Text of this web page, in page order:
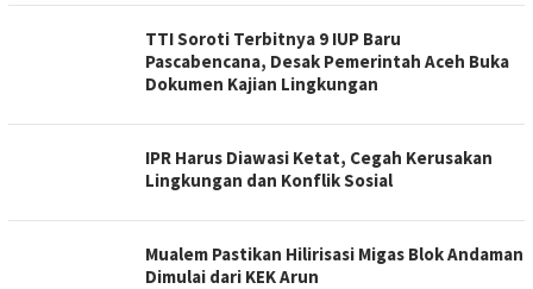
TTI Soroti Terbitnya 9 IUP Baru
Pascabencana, Desak Pemerintah Aceh Buka
Dokumen Kajian Lingkungan
IPR Harus Diawasi Ketat, Cegah Kerusakan
Lingkungan dan Konflik Sosial
Mualem Pastikan Hilirisasi Migas Blok Andaman
Dimulai dari KEK Arun